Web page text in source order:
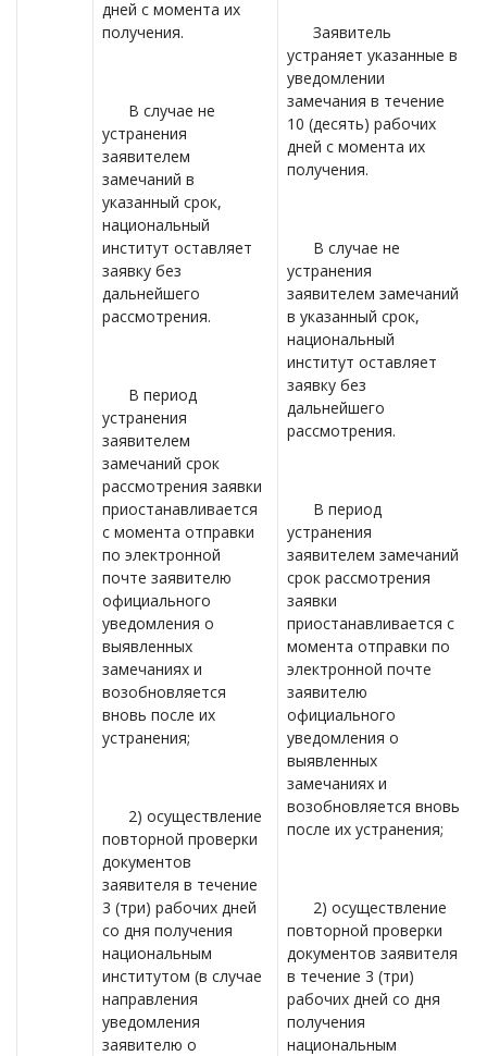
дней с момента их
получения.
В случае не
устранения
заявителем
замечаний в
указанный срок,
национальный
институт оставляет
заявку без
дальнейшего
рассмотрения.
В период
устранения
заявителем
замечаний срок
рассмотрения заявки
приостанавливается
с момента отправки
по электронной
почте заявителю
официального
уведомления о
выявленных
замечаниях и
возобновляется
вновь после их
устранения;
2) осуществление
повторной проверки
документов
заявителя в течение
3 (три) рабочих дней
со дня получения
национальным
институтом (в случае
направления
уведомления
заявителю о
Заявитель
устраняет указанные в
уведомлении
замечания в течение
10 (десять) рабочих
дней с момента их
получения.
В случае не
устранения
заявителем замечаний
в указанный срок,
национальный
институт оставляет
заявку без
дальнейшего
рассмотрения.
В период
устранения
заявителем замечаний
срок рассмотрения
заявки
приостанавливается с
момента отправки по
электронной почте
заявителю
официального
уведомления о
выявленных
замечаниях и
возобновляется вновь
после их устранения;
2) осуществление
повторной проверки
документов заявителя
в течение 3 (три)
рабочих дней со дня
получения
национальным